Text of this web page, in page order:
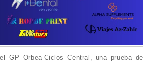
GP Orbea-Ciclos Central, una prueba de